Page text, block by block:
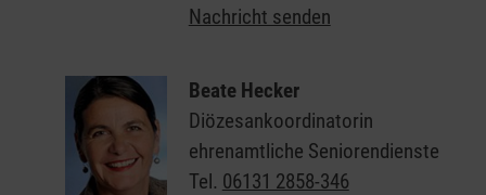
Nachricht senden
Beate Hecker
Diözesankoordinatorin
ehrenamtliche Seniorendienste
Tel. 06131 2858-346